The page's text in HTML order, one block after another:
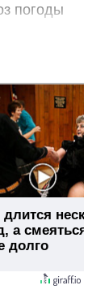
погоды
а
долго